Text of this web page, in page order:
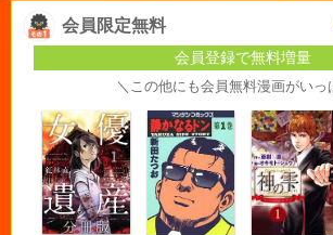
会員限定無料
会員登録で無料増量
＼この他にも会員無料漫画がいっ